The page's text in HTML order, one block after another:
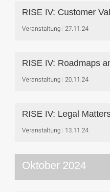
RISE IV: Customer
Veranstaltung 27.11.24
RISE IV: Roadmaps
Veranstaltung 20.11.24
RISE IV: Legal
Veranstaltung 13.11.24
Oktober 2024